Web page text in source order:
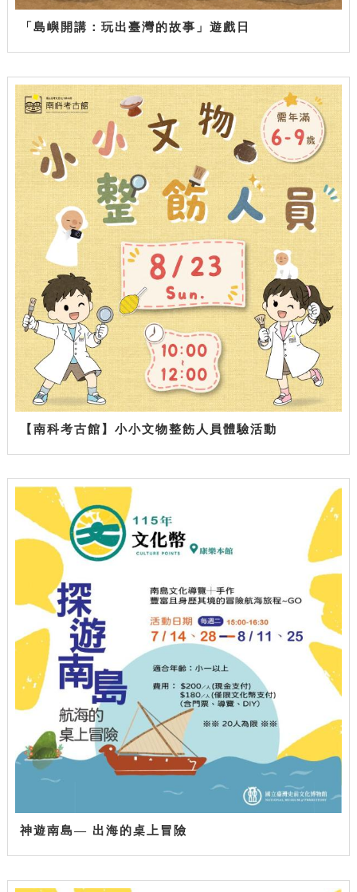
「島嶼開講：玩出臺灣的故事」遊戲日
【南科考古館】小小文物整飭人員體驗活動
神遊南島— 出海的桌上冒險